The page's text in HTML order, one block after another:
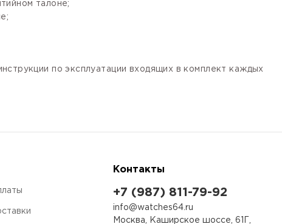
талоне;
по эксплуатации входящих в комплект каждых
Контакты
+7 (987) 811-79-92
info@watches64.ru
Москва, Каширское шоссе, 61Г,